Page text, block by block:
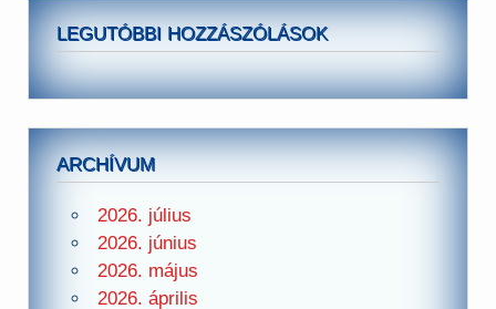
LEGUTÓBBI HOZZÁSZÓLÁSOK
ARCHÍVUM
2026. július
2026. június
2026. május
2026. április